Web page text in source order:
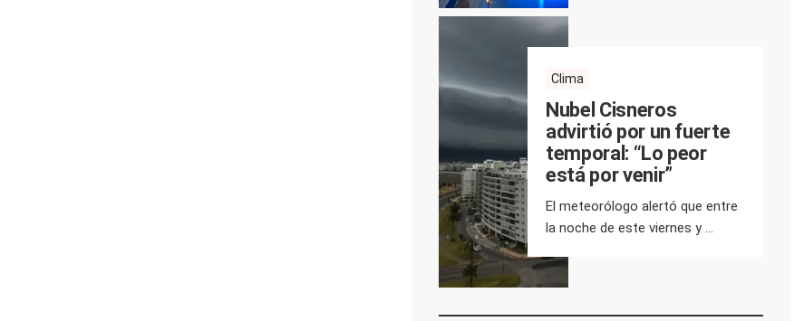
Clima
Nubel Cisneros
advirtió por un fuerte
temporal: “Lo peor
está por venir”
El meteorólogo alertó que entre
la noche de este viernes y ...